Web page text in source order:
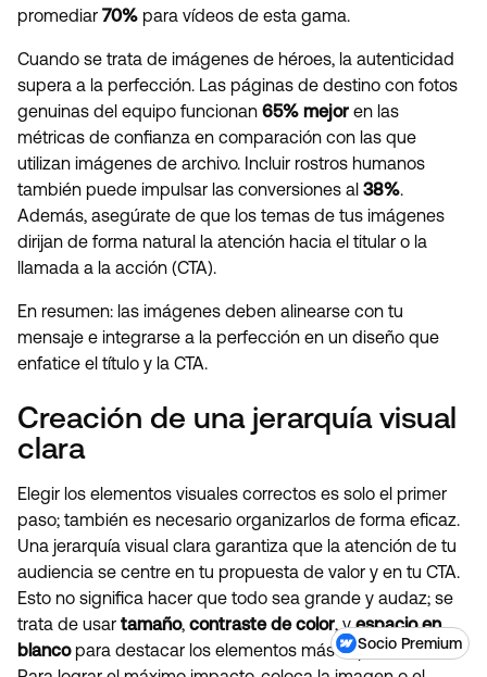
Socio Premium
promediar 70% para vídeos de esta gama.
Cuando se trata de imágenes de héroes, la autenticidad
supera a la perfección. Las páginas de destino con fotos
genuinas del equipo funcionan 65% mejor en las
métricas de confianza en comparación con las que
utilizan imágenes de archivo. Incluir rostros humanos
también puede impulsar las conversiones al 38%.
Además, asegúrate de que los temas de tus imágenes
dirijan de forma natural la atención hacia el titular o la
llamada a la acción (CTA).
En resumen: las imágenes deben alinearse con tu
mensaje e integrarse a la perfección en un diseño que
enfatice el título y la CTA.
Creación de una jerarquía visual
clara
Elegir los elementos visuales correctos es solo el primer
paso; también es necesario organizarlos de forma eficaz.
Una jerarquía visual clara garantiza que la atención de tu
audiencia se centre en tu propuesta de valor y en tu CTA.
Esto no significa hacer que todo sea grande y audaz; se
trata de usar tamaño, contraste de color, yespacio en
blancopara destacar los elementos más importantes.